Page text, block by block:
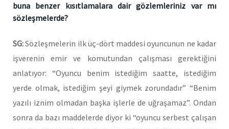
buna benzer kısıtlamalara dair gözlemleriniz var mı
sözleşmelerde?
SG:Sözleşmelerin ilk üç-dört maddesi oyuncunun ne kadar
işverenin emir ve komutundan çalışması gerektiğini
anlatıyor: “Oyuncu benim istediğim saatte, istediğim
yerde olmak, istediğim şeyi giymek zorundadır” “Benim
yazılı iznim olmadan başka işlerle de uğraşamaz”. Ondan
sonra da bazı maddelerde diyor ki “oyuncu serbest çalışan